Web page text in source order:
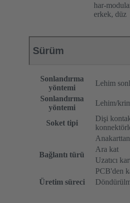
har-
erkek, düz
Sürüm
Sonlandırma
yöntemi
Lehim
Sonlandırma
yöntemi
Lehim/
Soket tipi
Dişi
Bağlantı türü
Ara kat
Uzatıcı
PCB'den
Üretim süreci